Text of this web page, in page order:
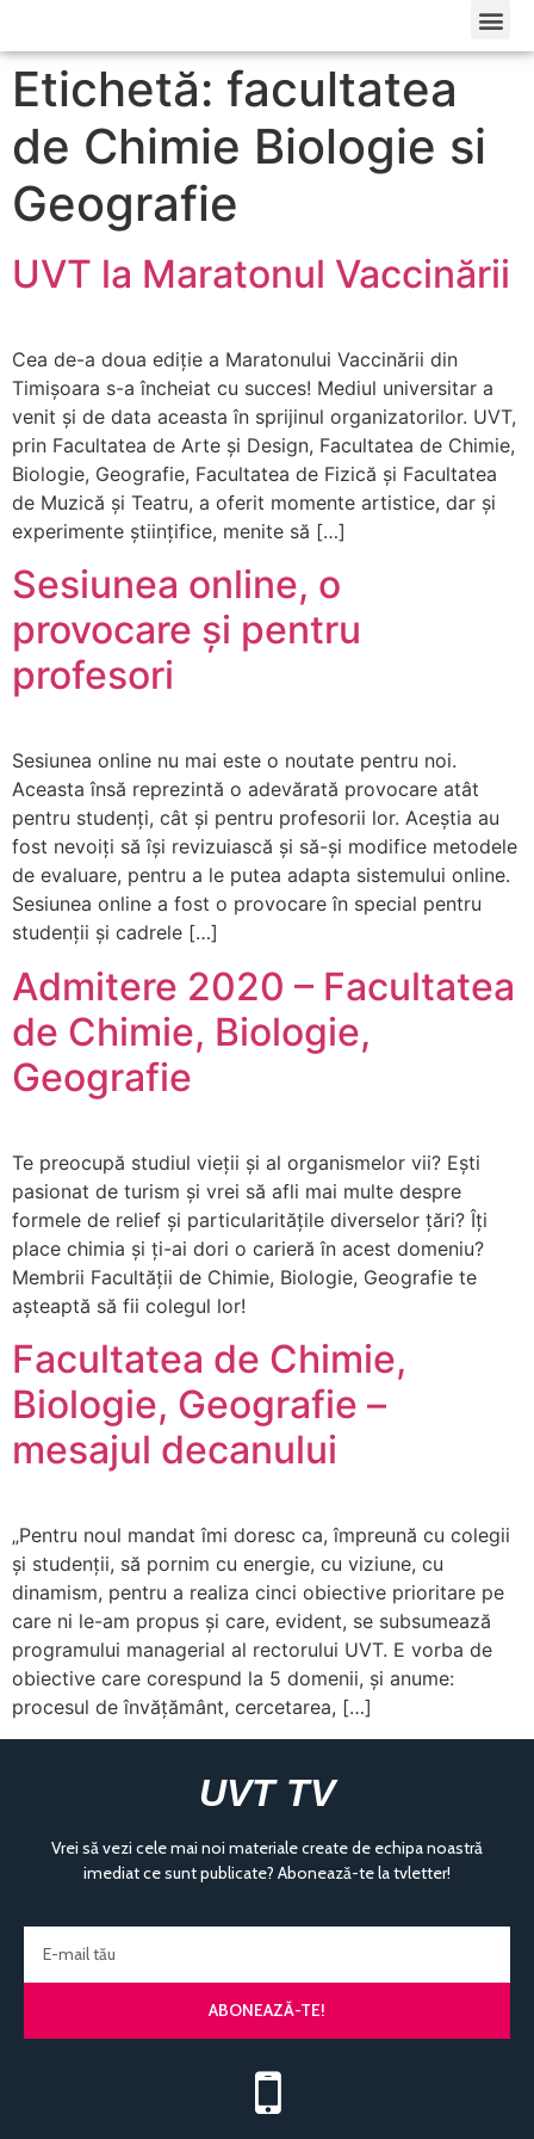
Etichetă: facultatea
de Chimie Biologie si
Geografie
UVT la Maratonul Vaccinării
Cea de-a doua ediție a Maratonului Vaccinării din
Timișoara s-a încheiat cu succes! Mediul universitar a
venit și de data aceasta în sprijinul organizatorilor. UVT,
prin Facultatea de Arte și Design, Facultatea de Chimie,
Biologie, Geografie, Facultatea de Fizică și Facultatea
de Muzică și Teatru, a oferit momente artistice, dar și
experimente științifice, menite să […]
Sesiunea online, o
provocare și pentru
profesori
Sesiunea online nu mai este o noutate pentru noi.
Aceasta însă reprezintă o adevărată provocare atât
pentru studenți, cât și pentru profesorii lor. Aceștia au
fost nevoiți să își revizuiască și să-și modifice metodele
de evaluare, pentru a le putea adapta sistemului online.
Sesiunea online a fost o provocare în special pentru
studenții și cadrele […]
Admitere 2020 – Facultatea
de Chimie, Biologie,
Geografie
Te preocupă studiul vieții și al organismelor vii? Ești
pasionat de turism și vrei să afli mai multe despre
formele de relief și particularitățile diverselor țări? Îți
place chimia și ți-ai dori o carieră în acest domeniu?
Membrii Facultății de Chimie, Biologie, Geografie te
așteaptă să fii colegul lor!
Facultatea de Chimie,
Biologie, Geografie –
mesajul decanului
„Pentru noul mandat îmi doresc ca, împreună cu colegii
și studenții, să pornim cu energie, cu viziune, cu
dinamism, pentru a realiza cinci obiective prioritare pe
care ni le-am propus și care, evident, se subsumează
programului managerial al rectorului UVT. E vorba de
obiective care corespund la 5 domenii, și anume:
procesul de învățământ, cercetarea, […]
UVT TV
Vrei să vezi cele mai noi materiale create de echipa noastră
imediat ce sunt publicate? Abonează-te la tvletter!
ABONEAZĂ-TE!